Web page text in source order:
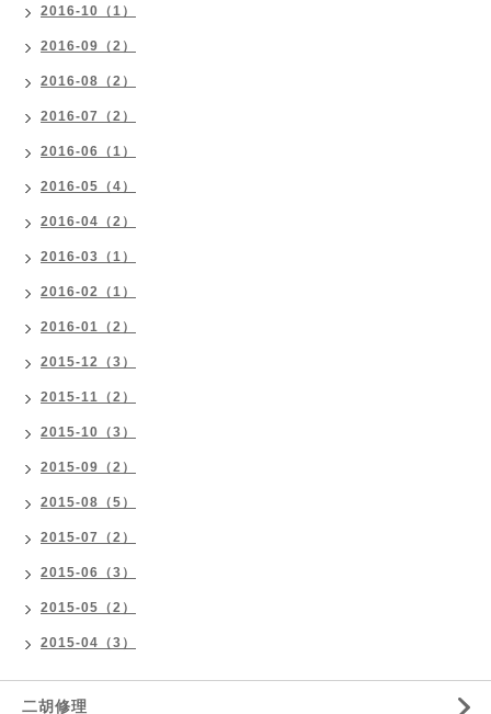
2016-10（1）
2016-09（2）
2016-08（2）
2016-07（2）
2016-06（1）
2016-05（4）
2016-04（2）
2016-03（1）
2016-02（1）
2016-01（2）
2015-12（3）
2015-11（2）
2015-10（3）
2015-09（2）
2015-08（5）
2015-07（2）
2015-06（3）
2015-05（2）
2015-04（3）
二胡修理